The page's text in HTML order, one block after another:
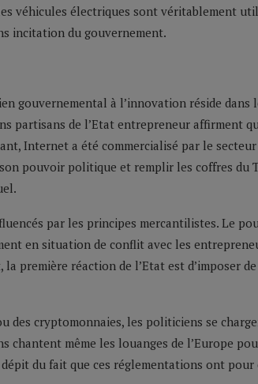
véhicules électriques sont véritablement
incitation du gouvernement.
gouvernemental à l’innovation réside dans
partisans de l’Etat entrepreneur affirment
Internet a été commercialisé par le
pouvoir politique et remplir les coffres du
par les principes mercantilistes. Le
en situation de conflit avec les
première réaction de l’Etat est d’imposer
des cryptomonnaies, les politiciens se
chantent même les louanges de l’Europe
du fait que ces réglementations ont